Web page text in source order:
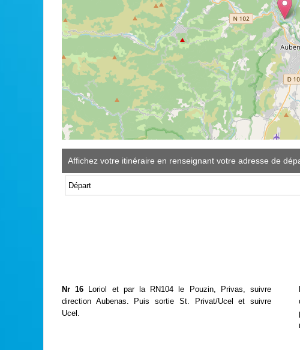
Affichez votre itinéraire en renseignant votre adresse de
Nr 16 Loriol et par la RN104 le Pouzin, Privas, suivre
direction Aubenas. Puis sortie St. Privat/Ucel et suivre
Ucel.